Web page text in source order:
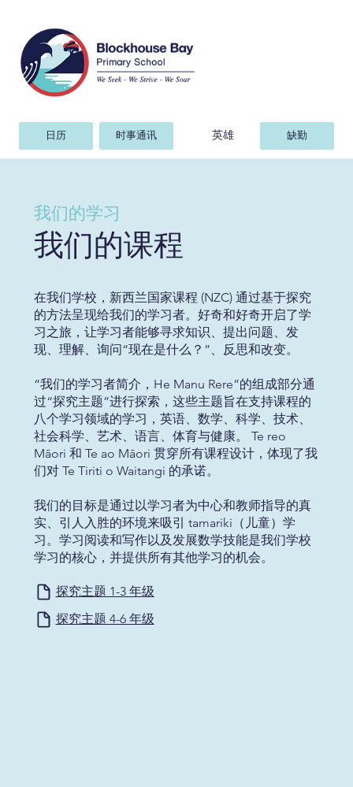
日历 时事通讯 英雄 缺勤
我们的学习
我们的课程
在我们学校，新西兰国家课程 (NZC) 通过基于探究
的方法呈现给我们的学习者。好奇和好奇开启了学
习之旅，让学习者能够寻求知识、提出问题、发
现、理解、询问“现在是什么？”、反思和改变。
“我们的学习者简介，He Manu Rere”的组成部分通
过“探究主题”进行探索，这些主题旨在支持课程的
八个学习领域的学习，英语、数学、科学、技术、
社会科学、艺术、语言、体育与健康。 Te reo
Māori 和 Te ao Māori 贯穿所有课程设计，体现了我
们对 Te Tiriti o Waitangi 的承诺。
我们的目标是通过以学习者为中心和教师指导的真
实、引人入胜的环境来吸引 tamariki（儿童）学
习。学习阅读和写作以及发展数学技能是我们学校
学习的核心，并提供所有其他学习的机会。
探究主题 1-3 年级
探究主题 4-6 年级